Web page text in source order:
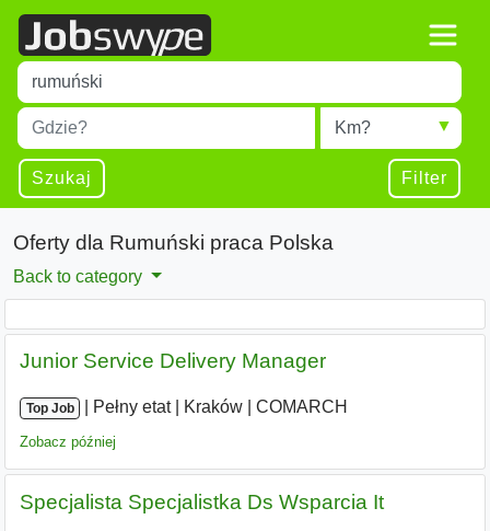
Title
Type 1 or more characters for results.
Miejscowość
Type 1 or more characters for results.
Radius
Szukaj Filter
Oferty dla Rumuński praca Polska
Back to category
Junior Service Delivery Manager
Top Job Pełny etat| Kraków COMARCH
Zobacz później
Specjalista Specjalistka Ds Wsparcia It